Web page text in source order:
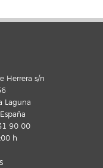
Herrera s/n
Laguna
90 00
h